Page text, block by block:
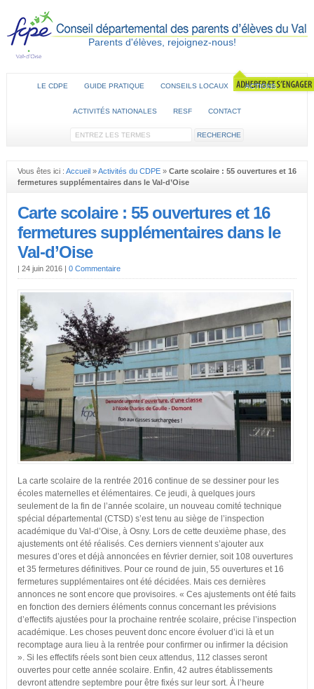
Parents d'élèves, rejoignez-nous!
LE CDPE GUIDE PRATIQUE CONSEILS LOCAUX ACTIONS
ACTIVITÉS NATIONALES RESF CONTACT
Vous êtes ici : Accueil»Activités du CDPE» Carte scolaire : 55 ouvertures et 16
fermetures supplémentaires dans le Val-d’Oise
Carte scolaire : 55 ouvertures et 16
fermetures supplémentaires dans le
Val-d’Oise
| 24 juin 2016 | 0 Commentaire
La carte scolaire de la rentrée 2016 continue de se dessiner pour les
écoles maternelles et élémentaires. Ce jeudi, à quelques jours
seulement de la fin de l’année scolaire, un nouveau comité technique
spécial départemental (CTSD) s’est tenu au siège de l’inspection
académique du Val-d’Oise, à Osny. Lors de cette deuxième phase, des
ajustements ont été réalisés. Ces derniers viennent s’ajouter aux
mesures d’ores et déjà annoncées en février dernier, soit 108 ouvertures
et 35 fermetures définitives. Pour ce round de juin, 55 ouvertures et 16
fermetures supplémentaires ont été décidées. Mais ces dernières
annonces ne sont encore que provisoires. « Ces ajustements ont été faits
en fonction des derniers éléments connus concernant les prévisions
d’effectifs ajustées pour la prochaine rentrée scolaire, précise l’inspection
académique. Les choses peuvent donc encore évoluer d’ici là et un
recomptage aura lieu à la rentrée pour confirmer ou infirmer la décision
». Si les effectifs réels sont bien ceux attendus, 112 classes seront
ouvertes pour cette année scolaire. Enfin, 42 autres établissements
devront attendre septembre pour être fixés sur leur sort. À l’heure